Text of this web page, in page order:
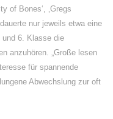
of Bones‘, ‚Gregs
nur jeweils etwa eine
6. Klasse die
anzuhören. „Große lesen
für spannende
Abwechslung zur oft